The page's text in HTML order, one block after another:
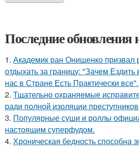
Последние обновления
1. Академик ран Онищенко призвал
отдыхать за границу: "Зачем Ездить
нас в Стране Есть Практически все".
2. Тщательно охраняемые
ради полной изоляции
3. Популярные суши и роллы
настоящим суперфудом.
4. Хроническая бедность способна